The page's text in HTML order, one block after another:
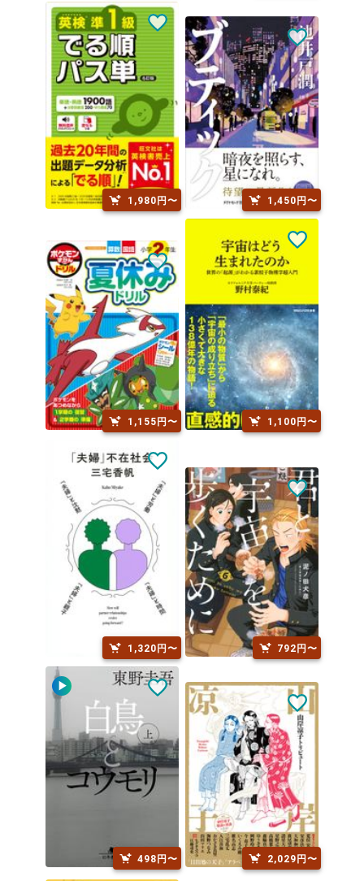
1,980円〜 1,450円〜
1,155円〜 1,100円〜
1,320円〜 792円〜
498円〜 2,029円〜